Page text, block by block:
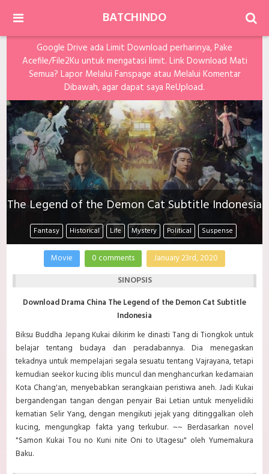
BATCHINDO
Google Drive ada Limit Download perharinya, Pake
Acefile/File2Ku untuk mengatasi limit. Link Download Mati
Semua? Lapor Melalui Fanspage atau Melalui Komentar
Dibawah, agar dapat saya ReUpload.
The Legend of the Demon Cat Subtitle Indonesia
Fantasy Historical Life Mystery Political Suspense
Movie 0 comments January 23rd, 2020
SINOPSIS
Download Drama China The Legend of the Demon Cat Subtitle
Indonesia
Biksu Buddha Jepang Kukai dikirim ke dinasti Tang di Tiongkok untuk
belajar tentang budaya dan peradabannya. Dia menegaskan
tekadnya untuk mempelajari segala sesuatu tentang Vajrayana, tetapi
kemudian seekor kucing iblis muncul dan menghancurkan kedamaian
Kota Chang'an, menyebabkan serangkaian peristiwa aneh. Jadi Kukai
bergandengan tangan dengan penyair Bai Letian untuk menyelidiki
kematian Selir Yang, dengan mengikuti jejakyang ditinggalkan oleh
kucing, mengungkap fakta yang terkubur. ~~ Berdasarkan novel
"Samon Kukai Tou no Kuni nite Oni to Utagesu" oleh Yumemakura
Baku.